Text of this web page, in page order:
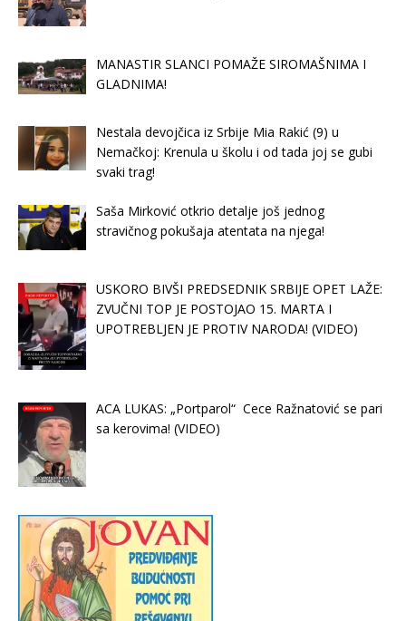
MANASTIR SLANCI POMAŽE SIROMAŠNIMA I
GLADNIMA!
Nestala devojčica iz Srbije Mia Rakić (9) u
Nemačkoj: Krenula u školu i od tada joj se gubi
svaki trag!
Saša Mirković otkrio detalje još jednog
stravičnog pokušaja atentata na njega!
USKORO BIVŠI PREDSEDNIK SRBIJE OPET LAŽE:
ZVUČNI TOP JE POSTOJAO 15. MARTA I
UPOTREBLJEN JE PROTIV NARODA! (VIDEO)
ACA LUKAS: „Portparol“ Cece Ražnatović se pari
sa kerovima! (VIDEO)